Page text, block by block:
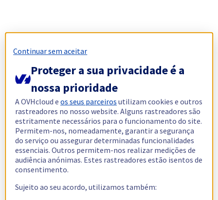
Continuar sem aceitar
Proteger a sua privacidade é a
nossa prioridade
A OVHcloud eos seus parceiros utilizam cookies e outros
rastreadores no nosso website. Alguns rastreadores são
estritamente necessários para o funcionamento do site.
Permitem-nos, nomeadamente, garantir a segurança
do serviço ou assegurar determinadas funcionalidades
essenciais. Outros permitem-nos realizar medições de
audiência anónimas. Estes rastreadores estão isentos de
consentimento.
Sujeito ao seu acordo, utilizamos também: